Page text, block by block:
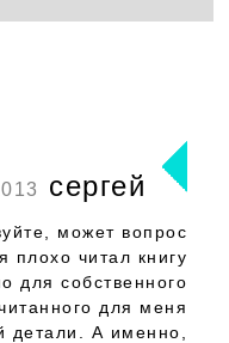
сергей
может вопрос
плохо читал книгу
для собственного
для меня
детали. А именно,